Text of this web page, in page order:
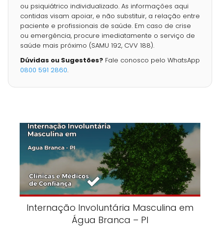
ou psiquiátrico individualizado. As informações aqui
contidas visam apoiar, e não substituir, a relação entre
paciente e profissionais de saúde. Em caso de crise
ou emergência, procure imediatamente o serviço de
saúde mais próximo (SAMU 192, CVV 188).
Dúvidas ou Sugestões? Fale conosco pelo WhatsApp
0800 591 2860.
Internação Involuntária Masculina em
Água Branca – PI